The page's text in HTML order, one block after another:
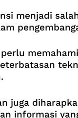
menjadi
perlu
juga
informasi